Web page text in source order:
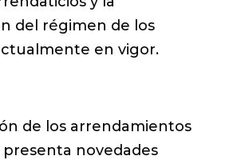
del régimen de los
en vigor.
de los arrendamientos
presenta novedades